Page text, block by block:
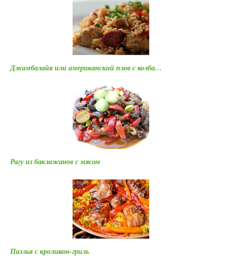
Джамбалайя или американский плов с колба…
Рагу из баклажанов с мясом
Паэлья с кроликом-гриль